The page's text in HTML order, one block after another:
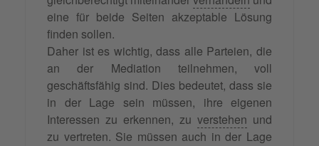
eine für beide Seiten akzeptable Lösung
finden sollen.
Daher ist es wichtig, dass alle Parteien, die
an der Mediation teilnehmen, voll
geschäftsfähig sind. Dies bedeutet, dass sie
in der Lage sein müssen, ihre eigenen
Interessen zu erkennen, zu verstehen und
zu vertreten. Sie müssen auch in der Lage